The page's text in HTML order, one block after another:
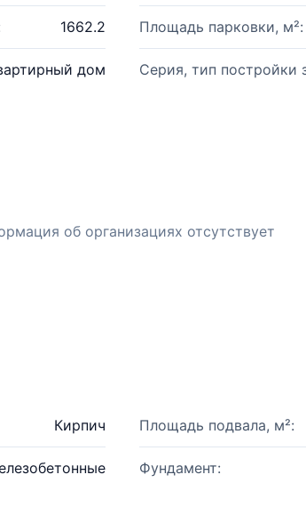
1662.2 Площадь парковки, м²:
дом Серия, тип постройки
об организациях отсутствует
Кирпич Площадь подвала, м²:
Фундамент: